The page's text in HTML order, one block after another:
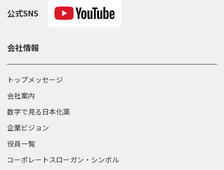
公式SNS
会社情報
トップメッセージ
会社案内
数字で見る日本化薬
企業ビジョン
役員一覧
コーポレートスローガン・ シンボル